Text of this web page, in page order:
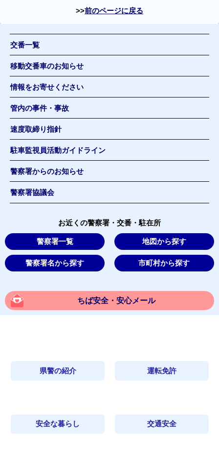
前のページに戻る
交番一覧
移動交番車のお知らせ
情報をお寄せください
管内の事件・事故
速度取締り指針
駐車監視員活動ガイドライン
警察署からのお知らせ
警察署協議会
お近くの警察署・交番・駐在所
警察署一覧 地図から探す
警察署名から探す 市町村から探す
ちば安全・安心メール
県警の紹介 運転免許
安全な暮らし 交通安全